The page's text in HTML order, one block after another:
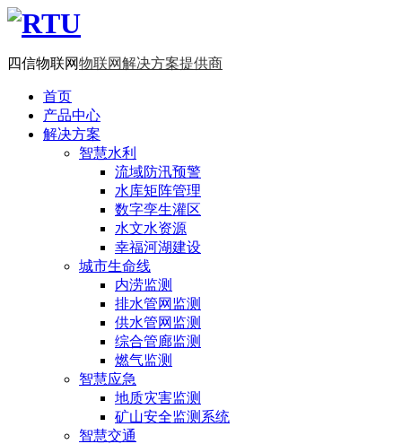
四信物联网物联网解决方案提供商
首页
产品中心
解决方案
智慧水利
流域防汛预警
水库矩阵管理
数字孪生灌区
水文水资源
幸福河湖建设
城市生命线
内涝监测
排水管网监测
供水管网监测
综合管廊监测
燃气监测
智慧应急
地质灾害监测
矿山安全监测系统
智慧交通